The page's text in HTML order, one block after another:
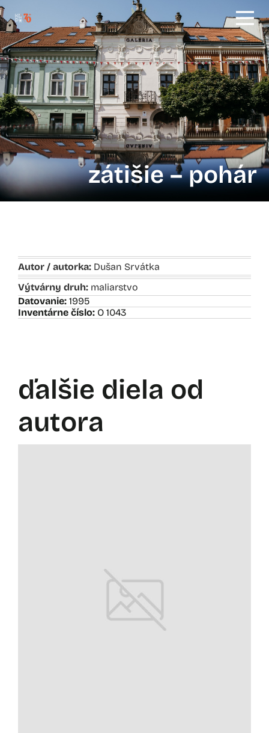
zátišie – pohár
Autor / autorka: Dušan Srvátka
Výtvárny druh: maliarstvo
Datovanie: 1995
Inventárne číslo: O 1043
ďalšie diela od
autora